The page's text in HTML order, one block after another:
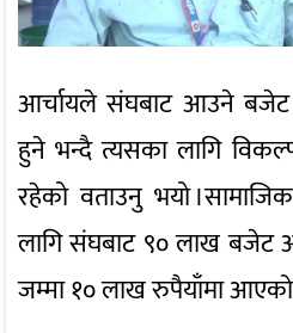
आर्चायले संघबाट आउने
हुने भन्दै त्यसका लागि
रहेको वताउनु भयो
लागि संघबाट ९० लाख बजेट
जम्मा १० लाख रुपैयाँमा